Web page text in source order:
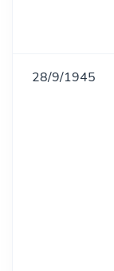
28/9/1945